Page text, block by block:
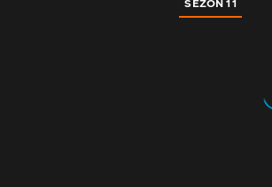
SEZON 11